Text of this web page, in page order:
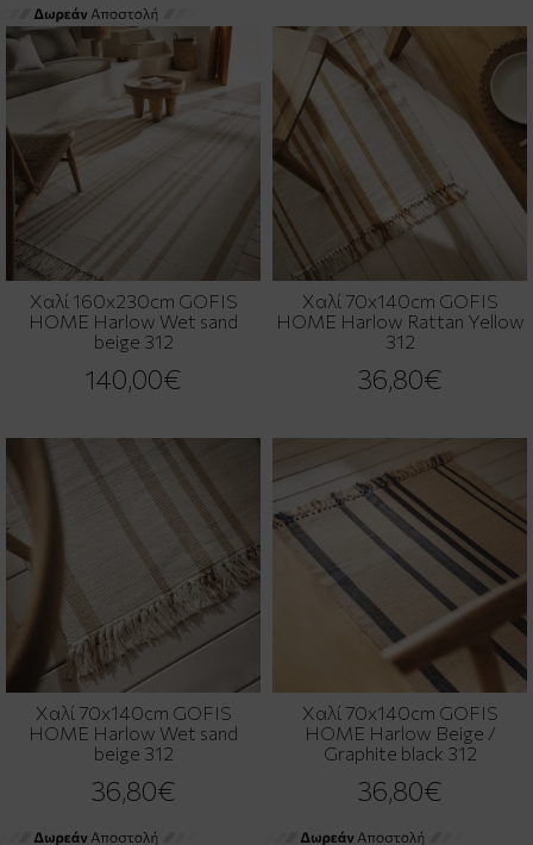
Χαλί 160x230cm GOFIS
HOME Harlow Wet sand
beige 312
140,00€
Χαλί 70x140cm GOFIS
HOME Harlow Rattan Yellow
312
36,80€
Χαλί 70x140cm GOFIS
HOME Harlow Wet sand
beige 312
36,80€
Χαλί 70x140cm GOFIS
HOME Harlow Beige /
Graphite black 312
36,80€